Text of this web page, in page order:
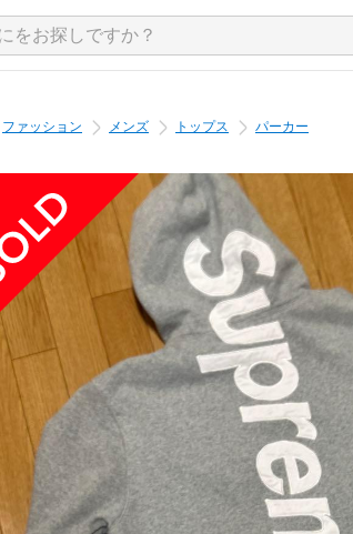
ファッション メンズ トップス パーカー